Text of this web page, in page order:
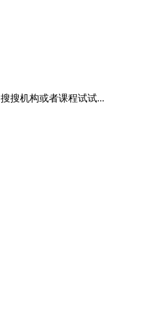
搜搜机构或者课程试试...